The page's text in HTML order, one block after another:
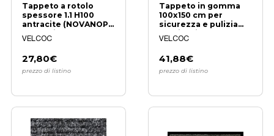
Tappeto a rotolo
spessore 1.1 H100
antracite (NOVANOP)
VELCOC
27,80€
prezzo di listino
Tappeto in gomma
100x150 cm per
sicurezza e pulizia
VELCOC
41,88€
prezzo di listino